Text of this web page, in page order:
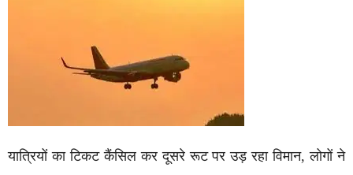
यात्रियों का टिकट कैंसिल कर दूसरे रूट पर उड़ रहा विमान, लोगों ने